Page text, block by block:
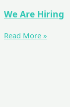
We Are Hiring
Read More »